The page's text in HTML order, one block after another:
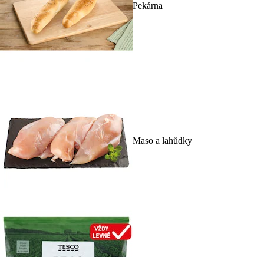
Pekárna
Maso a lahůdky